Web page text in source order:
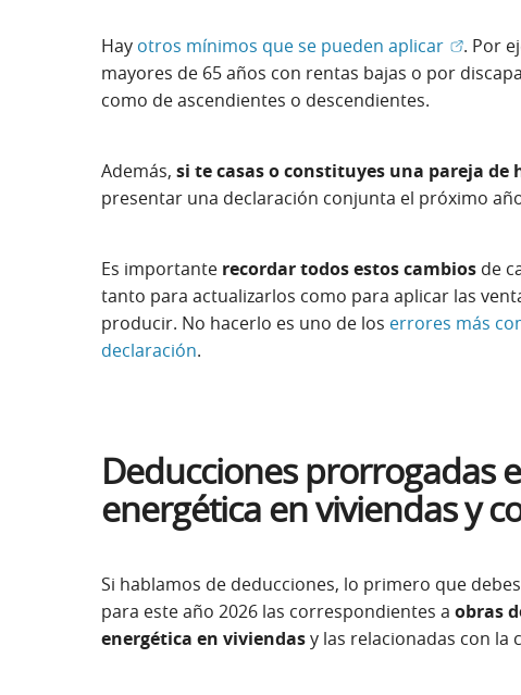
Hay otros mínimos que se pueden aplicar (Abrir
. Por
mayores de 65 años con rentas bajas o por
como de ascendientes o descendientes.
Además, si te casas o constituyes una pareja de
presentar una declaración conjunta el próximo
Es importante recordar todos estos cambiosde
tanto para actualizarlos como para aplicar las
producir. No hacerlo es uno de los errores más
declaración.
Deducciones prorrogadas
energética en viviendas y
Si hablamos de deducciones, lo primero que
para este año 2026 las correspondientes a obras
energética en viviendasy las relacionadas con la